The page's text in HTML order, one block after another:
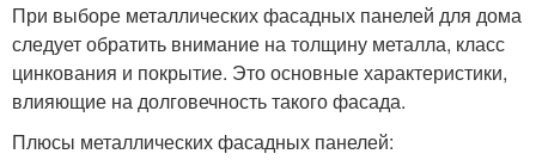
При выборе металлических фасадных панелей для дома
следует обратить внимание на толщину металла, класс
цинкования и покрытие. Это основные характеристики,
влияющие на долговечность такого фасада.
Плюсы металлических фасадных панелей: